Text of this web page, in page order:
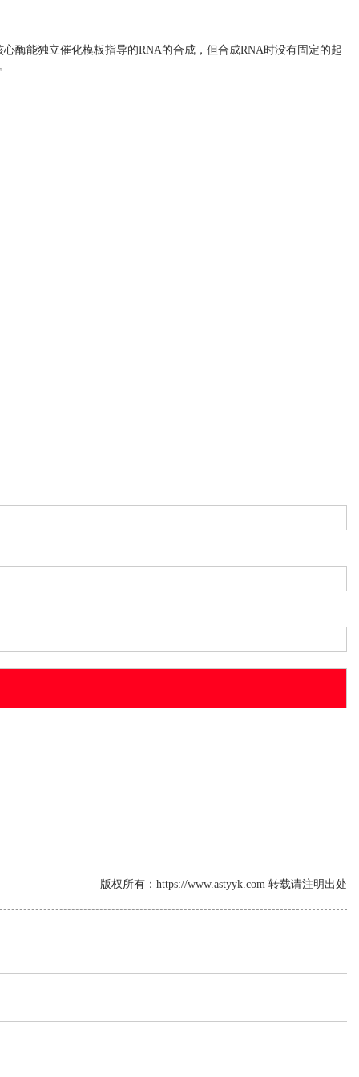
酶能独立催化模板指导的RNA的合成，但合成RNA时没有固定的起
版权所有：https://www.astyyk.com 转载请注明出处